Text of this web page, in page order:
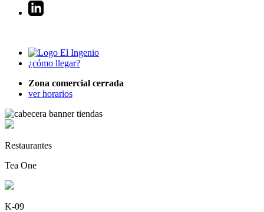
¿cómo llegar?
Zona comercial cerrada
ver horarios
Restaurantes
Tea One
K-09